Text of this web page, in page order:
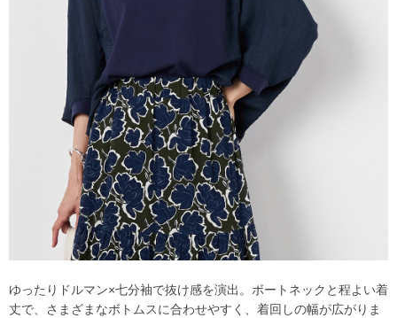
ゆったりドルマン×七分袖で抜け感を演出。ボートネックと程よい着
丈で、さまざまなボトムスに合わせやすく、着回しの幅が広がりま